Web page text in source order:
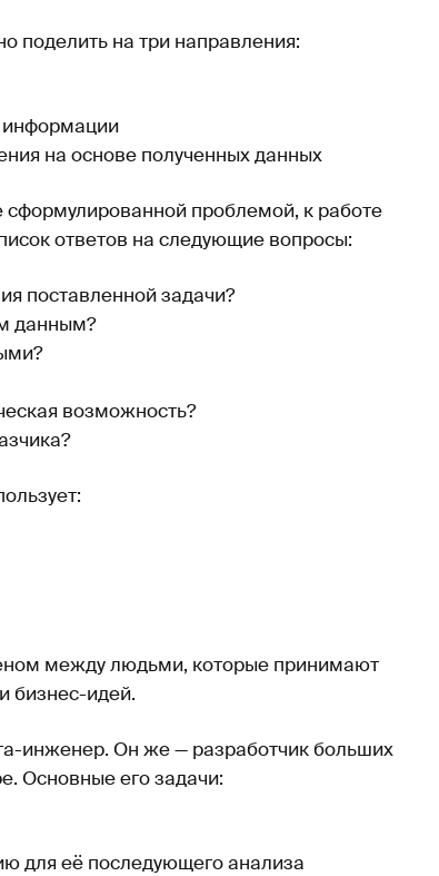
поделить на три направления:
информации
на основе полученных данных
сформулированной проблемой, к работе
ответов на следующие вопросы:
поставленной задачи?
данным?
возможность?
между людьми, которые принимают
бизнес-идей.
инженер. Он же — разработчик больших
Основные его задачи:
для её последующего анализа